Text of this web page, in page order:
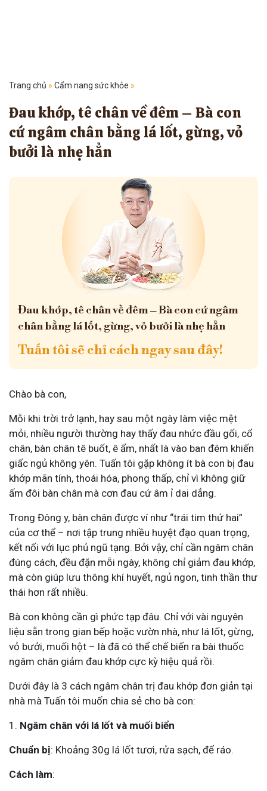
Trang chủ » Cẩm nang sức khỏe »
Đau khớp, tê chân về đêm – Bà con
cứ ngâm chân bằng lá lốt, gừng, vỏ
bưởi là nhẹ hẳn
Đau khớp, tê chân về đêm – Bà con cứ ngâm
chân bằng lá lốt, gừng, vỏ bưởi là nhẹ hẳn
Tuấn tôi sẽ chỉ cách ngay sau đây!
Chào bà con,
Mỗi khi trời trở lạnh, hay sau một ngày làm việc mệt
mỏi, nhiều người thường hay thấy đau nhức đầu gối, cổ
chân, bàn chân tê buốt, ê ẩm, nhất là vào ban đêm khiến
giấc ngủ không yên. Tuấn tôi gặp không ít bà con bị đau
khớp mãn tính, thoái hóa, phong thấp, chỉ vì không giữ
ấm đôi bàn chân mà cơn đau cứ âm ỉ dai dẳng.
Trong Đông y, bàn chân được ví như “trái tim thứ hai”
của cơ thể – nơi tập trung nhiều huyệt đạo quan trọng,
kết nối với lục phủ ngũ tạng. Bởi vậy, chỉ cần ngâm chân
đúng cách, đều đặn mỗi ngày, không chỉ giảm đau khớp,
mà còn giúp lưu thông khí huyết, ngủ ngon, tinh thần thư
thái hơn rất nhiều.
Bà con không cần gì phức tạp đâu. Chỉ với vài nguyên
liệu sẵn trong gian bếp hoặc vườn nhà, như lá lốt, gừng,
vỏ bưởi, muối hột – là đã có thể chế biến ra bài thuốc
ngâm chân giảm đau khớp cực kỳ hiệu quả rồi.
Dưới đây là 3 cách ngâm chân trị đau khớp đơn giản tại
nhà mà Tuấn tôi muốn chia sẻ cho bà con:
1. Ngâm chân với lá lốt và muối biển
Chuẩn bị: Khoảng 30g lá lốt tươi, rửa sạch, để ráo.
Cách làm: